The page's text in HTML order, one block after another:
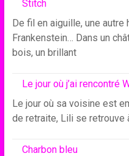
Stitch
De fil en aiguille, une
Frankenstein… Dans un
bois, un brillant
Le jour où j’ai rencontré
Le jour où sa voisine est
de retraite, Lili se retrouve
Charbon bleu